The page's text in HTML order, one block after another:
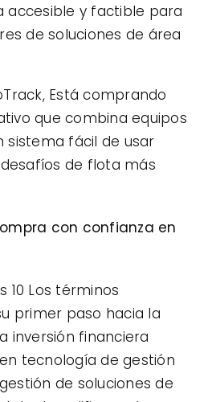
accesible y factible para
de soluciones de área
Está comprando
que combina equipos
sistema fácil de usar
de flota más
con confianza en
10 Los términos
primer paso hacia la
inversión financiera
tecnología de gestión
de soluciones de